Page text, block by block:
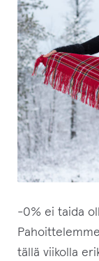
Taide
Kaikki tuotteet
Puodin myyjät
Inarin
Arvostelut
Ostoskori
-0% ei taida
tällä viikolla